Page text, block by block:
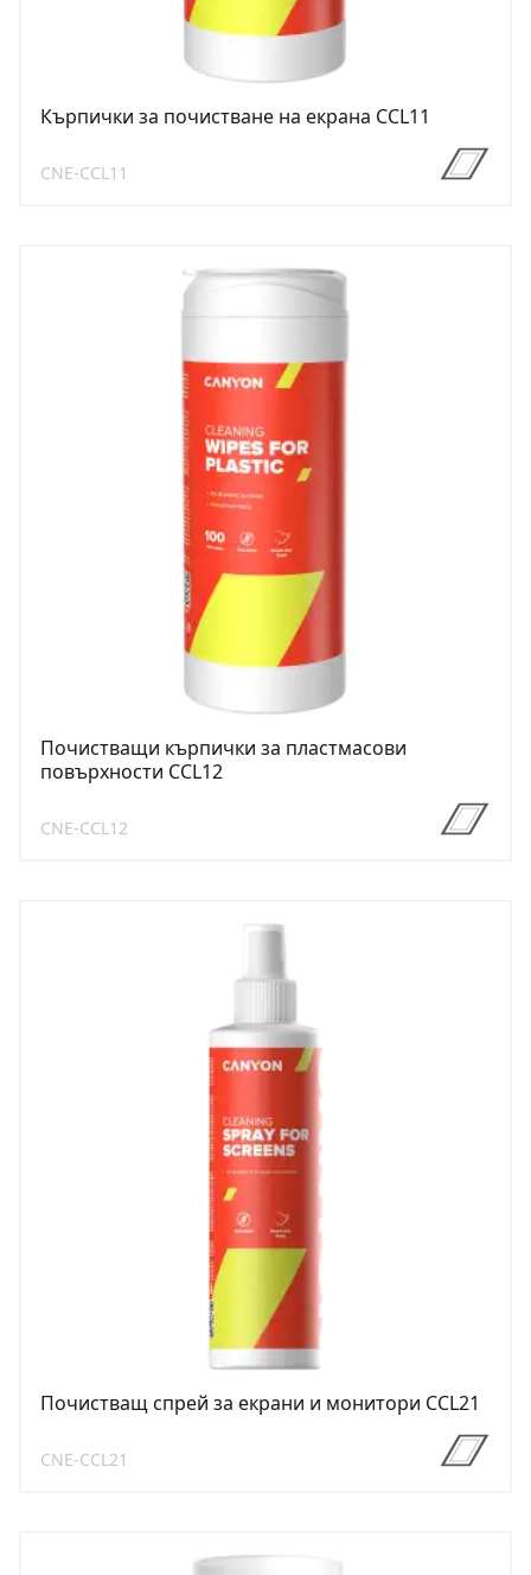
Кърпички за почистване на екрана CCL11
CNE-CCL11
Почистващи кърпички за пластмасови
повърхности CCL12
CNE-CCL12
Почистващ спрей за екрани и монитори CCL21
CNE-CCL21